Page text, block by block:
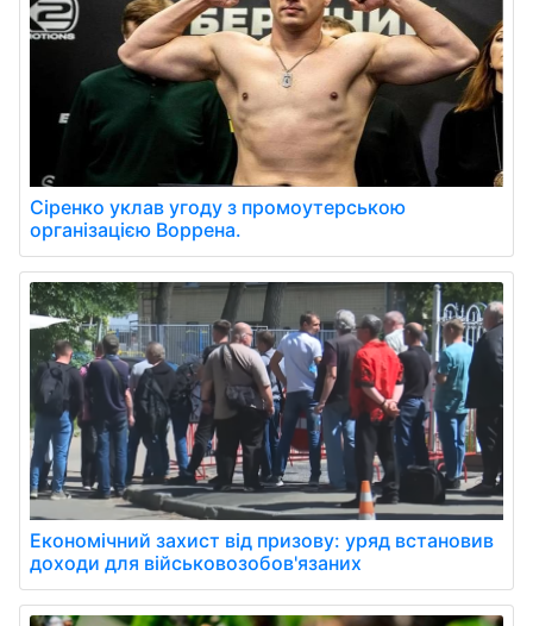
Сіренко уклав угоду з промоутерською
організацією Воррена.
Економічний захист від призову: уряд встановив
доходи для військовозобов'язаних